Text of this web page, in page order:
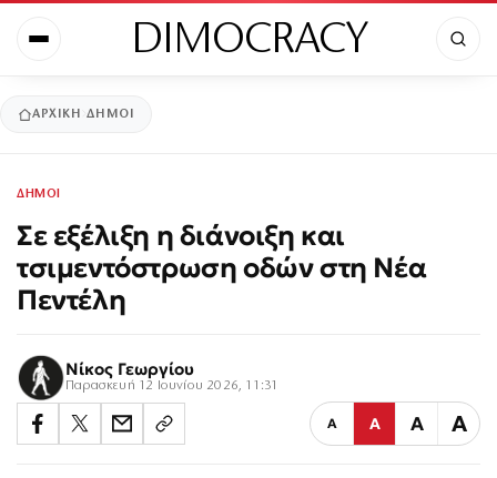
DIMOCRACY
ΑΡΧΙΚΉ ΔΗΜΟΙ
ΔΗΜΟΙ
Σε εξέλιξη η διάνοιξη και
τσιμεντόστρωση οδών στη Νέα
Πεντέλη
Νίκος Γεωργίου
Παρασκευή 12 Ιουνίου 2026, 11:31
Α Α Α Α